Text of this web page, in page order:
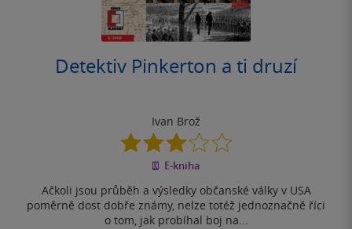
Detektiv Pinkerton a ti druzí
Ivan Brož
3.0
z
5
E-kniha
Ačkoli jsou průběh a výsledky občanské války v USA
poměrně dost dobře známy, nelze totéž jednoznačně říci
o tom, jak probíhal boj na...